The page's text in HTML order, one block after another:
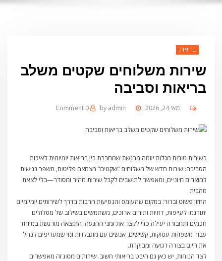
בריאות
שירות משלוחים שקטים משלב
בריאות וסביבה
by admin מאי 24, 2026 0 Comment
בשורות טובות מגלות יוזמה מרגשת שמחברת בין בריאות יומיומית לאיכות
הסביבה: שירות חדש של משלוחים “שקטים” מצמצם פליטות, משפר נגישות
למוצרים חיוניים, ומאפשר לתושבים לקבל שירות מהיר ומסודר—בלי לצאת
מהבית.
החזון פשוט וברור: במקום שהעומס והנסיעות הרבות בדרך לשירותים יומיומיים
יתורגמו לעייפות, דחיות ותורים ארוכים, משתמשים בשילוב של מסלולים
חכמים ותחבורה יעילה כדי לקצר את זמני ההגעה. התוצאה מורגשת במיוחד
עבור משפחות עסוקות, קשישים, אנשים עם מוגבלויות ומי שמעדיפים לנהל
את היום בצורה רגועה ומבוקרת.
לצד הנוחות, יש כאן גם היבט בריאותי חשוב. שירותים מסוג זה מאפשרים